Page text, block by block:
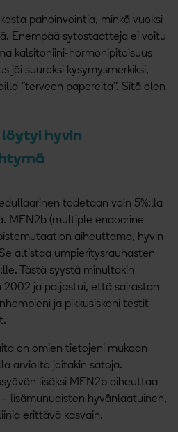
pahoinvointia, minkä vuoksi
Enempää sytostaatteja ei voitu
kalsitoniini-hormonipitoisuus
jäi suureksi kysymysmerkiksi,
”terveen papereita”. Sitä olen
hyvin
todetaan vain 5%:lla
MEN2b (multiple endocrine
aiheuttama, hyvin
altistaa umpieritysrauhasten
Tästä syystä minultakin
ja paljastui, että sairastan
ja pikkusiskoni testit
on omien tietojeni mukaan
arviolta joitakin satoja.
lisäksi MEN2b aiheuttaa
lisämunuaisten hyvänlaatuinen,
erittävä kasvain.